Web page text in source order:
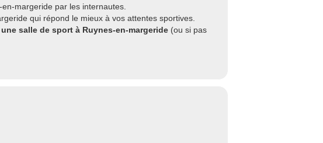
margeride par les internautes.
qui répond le mieux à vos attentes sportives.
salle de sport à Ruynes-en-margeride (ou si pas